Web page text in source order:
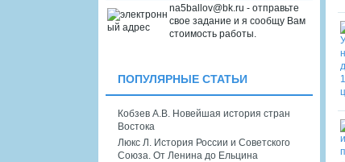
na5ballov@bk.ru - отправьте
свое задание и я сообщу Вам
стоимость работы.
ПОПУЛЯРНЫЕ СТАТЬИ
Кобзев А.В. Новейшая история стран
Востока
Люкс Л. История России и Советского
Союза. От Ленина до Ельцина